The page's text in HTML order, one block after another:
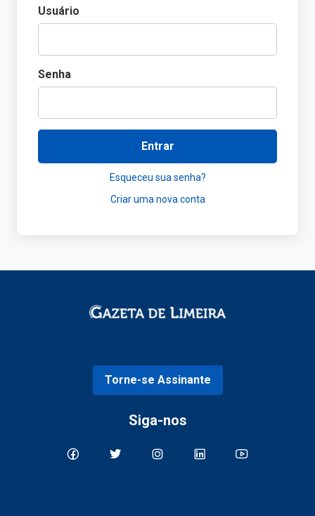
Usuário
Senha
Entrar
Esqueceu sua senha?
Criar uma nova conta
Torne-se Assinante
Siga-nos